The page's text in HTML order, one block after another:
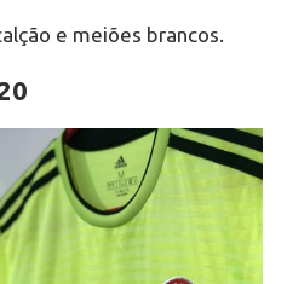
e meiões brancos.